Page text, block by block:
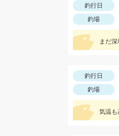
釣行日
釣場
まだ
釣行日
釣場
気温も